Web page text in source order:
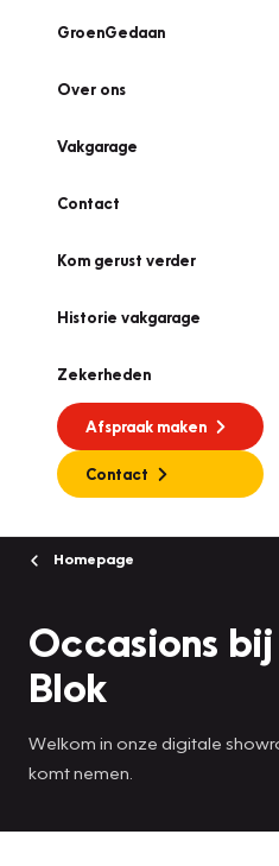
GroenGedaan
Over ons
Vakgarage
Contact
Kom gerust verder
Historie vakgarage
Zekerheden
Afspraak maken
Contact
Homepage
Occasions
Blok
Welkom in onze digitale
komt nemen.